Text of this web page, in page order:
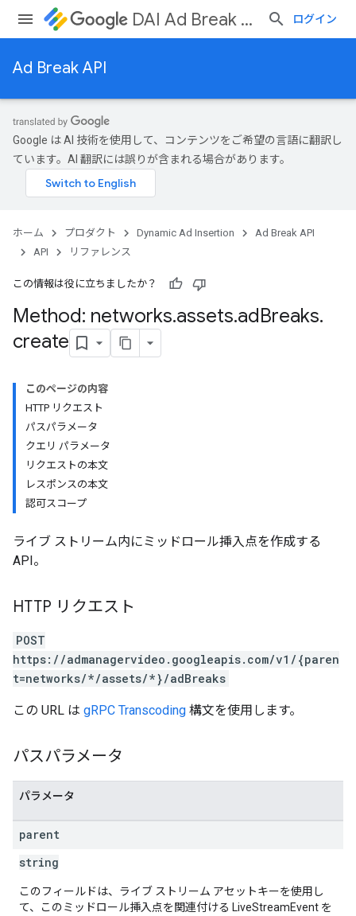
DAI Ad Break API ログイン
Ad Break API
Google は AI 技術を使用して、コンテンツをご希望の言語に翻訳し
ています。AI 翻訳には誤りが含まれる場合があります。
ホーム プロダクト Dynamic Ad Insertion
Ad Break API
API
リファレンス
この情報は役に立ちましたか？
Method: networks.assets.adBreaks.
create
このページの内容
HTTP リクエスト
パスパラメータ
クエリ パラメータ
リクエストの本文
レスポンスの本文
認可スコープ
ライブ ストリーム内にミッドロール挿入点を作成する
API。
HTTP リクエスト
POST
https://admanagervideo.googleapis.com/v1/{paren
t=networks/*/assets/*}/adBreaks
この URL は gRPC Transcoding 構文を使用します。
パスパラメータ
パラメータ
parent
string
このフィールドは、ライブ ストリーム アセットキーを使用し
て、このミッドロール挿入点を関連付ける LiveStreamEvent を